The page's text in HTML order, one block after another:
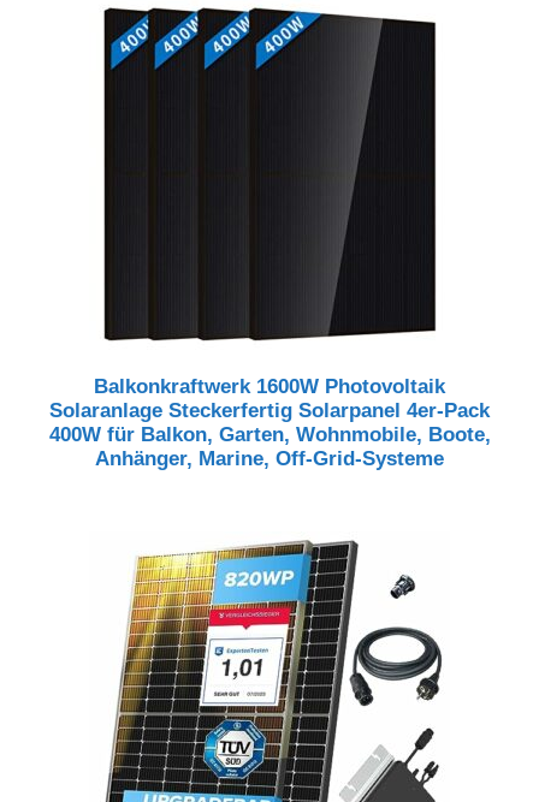
Balkonkraftwerk 1600W Photovoltaik
Solaranlage Steckerfertig Solarpanel 4er-Pack
400W für Balkon, Garten, Wohnmobile, Boote,
Anhänger, Marine, Off-Grid-Systeme